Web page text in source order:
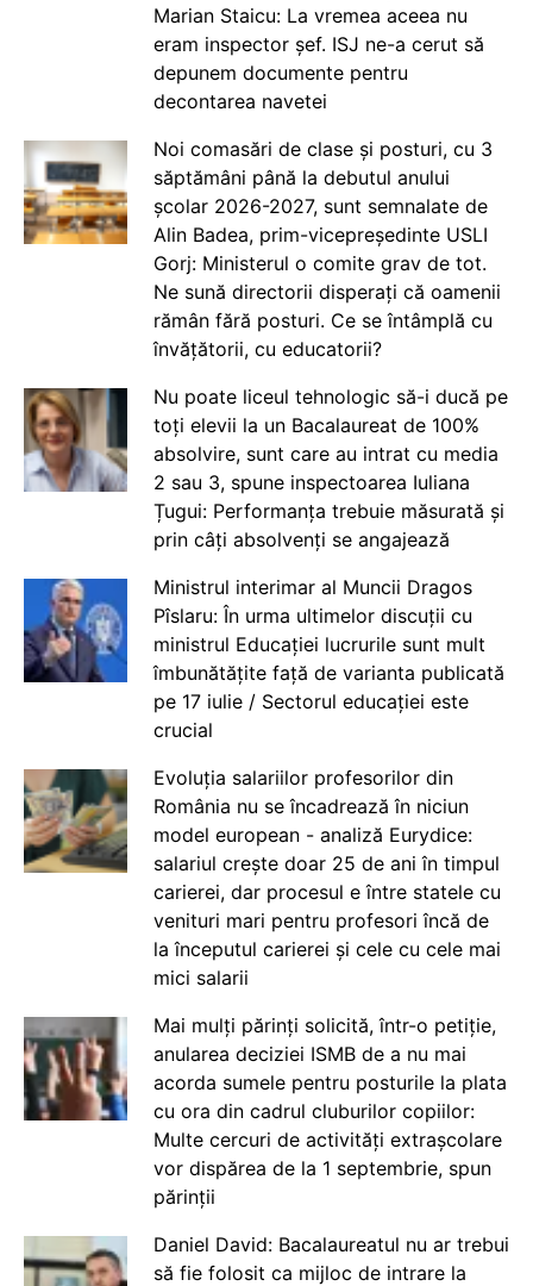
Marian Staicu: La vremea aceea nu
eram inspector șef. ISJ ne-a cerut să
depunem documente pentru
decontarea navetei
Noi comasări de clase și posturi, cu 3
săptămâni până la debutul anului
școlar 2026-2027, sunt semnalate de
Alin Badea, prim-vicepreședinte USLI
Gorj: Ministerul o comite grav de tot.
Ne sună directorii disperați că oamenii
rămân fără posturi. Ce se întâmplă cu
învățătorii, cu educatorii?
Nu poate liceul tehnologic să-i ducă pe
toți elevii la un Bacalaureat de 100%
absolvire, sunt care au intrat cu media
2 sau 3, spune inspectoarea Iuliana
Țugui: Performanța trebuie măsurată și
prin câți absolvenți se angajează
Ministrul interimar al Muncii Dragos
Pîslaru: În urma ultimelor discuții cu
ministrul Educației lucrurile sunt mult
îmbunătățite față de varianta publicată
pe 17 iulie / Sectorul educației este
crucial
Evoluția salariilor profesorilor din
România nu se încadrează în niciun
model european - analiză Eurydice:
salariul crește doar 25 de ani în timpul
carierei, dar procesul e între statele cu
venituri mari pentru profesori încă de
la începutul carierei și cele cu cele mai
mici salarii
Mai mulți părinți solicită, într-o petiție,
anularea deciziei ISMB de a nu mai
acorda sumele pentru posturile la plata
cu ora din cadrul cluburilor copiilor:
Multe cercuri de activități extrașcolare
vor dispărea de la 1 septembrie, spun
părinții
Daniel David: Bacalaureatul nu ar trebui
să fie folosit ca mijloc de intrare la